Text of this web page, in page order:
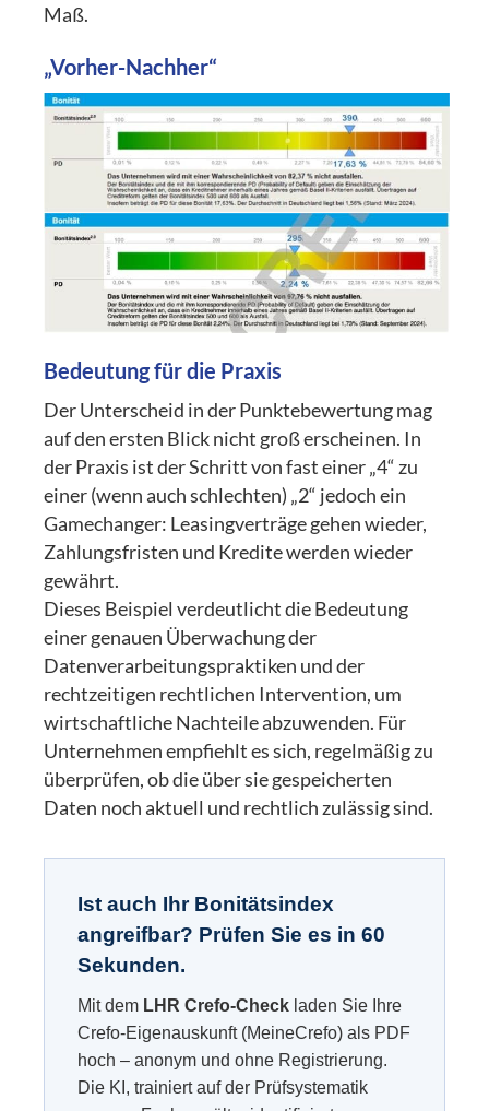
Maß.
„Vorher-Nachher“
Bedeutung für die Praxis
Der Unterscheid in der Punktebewertung mag
auf den ersten Blick nicht groß erscheinen. In
der Praxis ist der Schritt von fast einer „4“ zu
einer (wenn auch schlechten) „2“ jedoch ein
Gamechanger: Leasingverträge gehen wieder,
Zahlungsfristen und Kredite werden wieder
gewährt.
Dieses Beispiel verdeutlicht die Bedeutung
einer genauen Überwachung der
Datenverarbeitungspraktiken und der
rechtzeitigen rechtlichen Intervention, um
wirtschaftliche Nachteile abzuwenden. Für
Unternehmen empfiehlt es sich, regelmäßig zu
überprüfen, ob die über sie gespeicherten
Daten noch aktuell und rechtlich zulässig sind.
Ist auch Ihr Bonitätsindex
angreifbar? Prüfen Sie es in 60
Sekunden.
Mit dem LHR Crefo-Check laden Sie Ihre
Crefo-Eigenauskunft (MeineCrefo) als PDF
hoch – anonym und ohne Registrierung.
Die KI, trainiert auf der Prüfsystematik